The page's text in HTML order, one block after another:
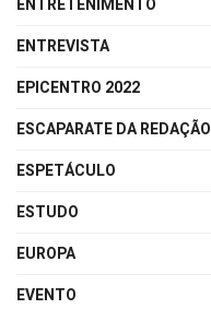
ENTRETENIMENTO
ENTREVISTA
EPICENTRO 2022
ESCAPARATE DA REDAÇÃO
ESPETÁCULO
ESTUDO
EUROPA
EVENTO